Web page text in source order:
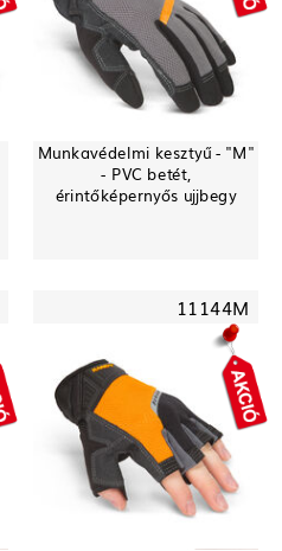
Munkavédelmi kesztyű - "M"
- PVC betét,
érintőképernyős ujjbegy
11144M